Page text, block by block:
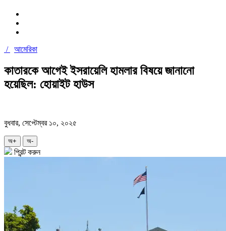
/ আমেরিকা
কাতারকে আগেই ইসরায়েলি হামলার বিষয়ে জানানো
হয়েছিল: হোয়াইট হাউস
বুধবার, সেপ্টেম্বর ১০, ২০২৫
অ+ অ-
প্রিন্ট করুন